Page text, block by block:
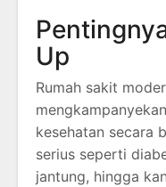
Up
Rumah sakit
kesehatan secara
serius seperti
jantung, hingga